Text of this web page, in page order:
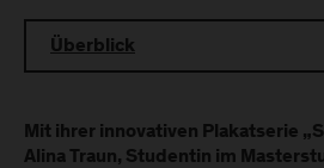
Überblick
Mit ihrer innovativen Plakatserie
Alina Traun, Studentin im